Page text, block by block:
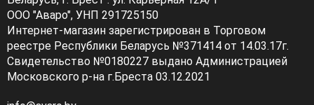
ООО "Аваро", УНП 291725150
Интернет-магазин зарегистрирован в Торговом
реестре Республики Беларусь №371414 от 14.03.17г.
Свидетельство №0180227 выдано Администрацией
Московского р-на г.Бреста 03.12.2021